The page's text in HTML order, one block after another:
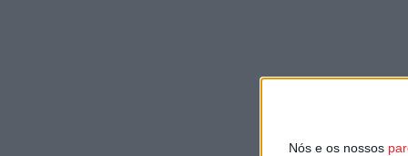
Nós e os nossos